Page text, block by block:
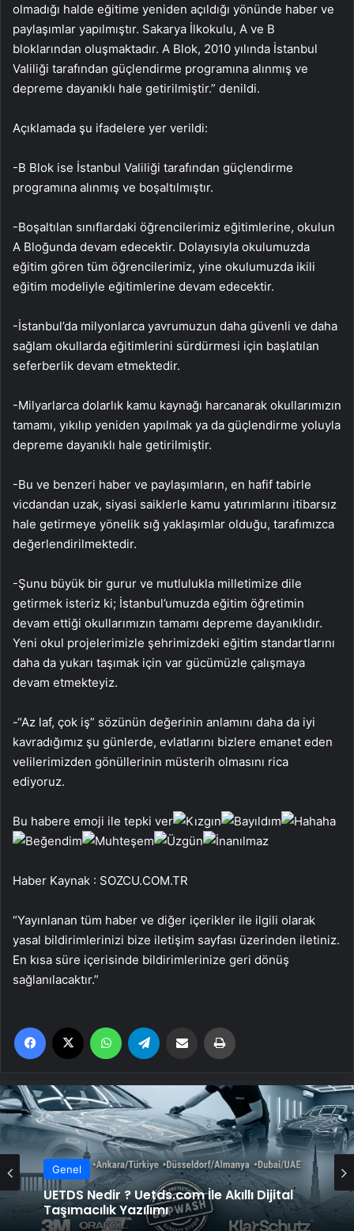
olmadığı halde eğitime yeniden açıldığı yönünde haber ve
paylaşımlar yapılmıştır. Sakarya İlkokulu, A ve B
bloklarından oluşmaktadır. A Blok, 2010 yılında İstanbul
Valiliği tarafından güçlendirme programına alınmış ve
depreme dayanıklı hale getirilmiştir.” denildi.
Açıklamada şu ifadelere yer verildi:
-B Blok ise İstanbul Valiliği tarafından güçlendirme
programına alınmış ve boşaltılmıştır.
-Boşaltılan sınıflardaki öğrencilerimiz eğitimlerine, okulun
A Bloğunda devam edecektir. Dolayısıyla okulumuzda
eğitim gören tüm öğrencilerimiz, yine okulumuzda ikili
eğitim modeliyle eğitimlerine devam edecektir.
-İstanbul’da milyonlarca yavrumuzun daha güvenli ve daha
sağlam okullarda eğitimlerini sürdürmesi için başlatılan
seferberlik devam etmektedir.
-Milyarlarca dolarlık kamu kaynağı harcanarak okullarımızın
tamamı, yıkılıp yeniden yapılmak ya da güçlendirme yoluyla
depreme dayanıklı hale getirilmiştir.
-Bu ve benzeri haber ve paylaşımların, en hafif tabirle
vicdandan uzak, siyasi saiklerle kamu yatırımlarını itibarsız
hale getirmeye yönelik sığ yaklaşımlar olduğu, tarafımızca
değerlendirilmektedir.
-Şunu büyük bir gurur ve mutlulukla milletimize dile
getirmek isteriz ki; İstanbul’umuzda eğitim öğretimin
devam ettiği okullarımızın tamamı depreme dayanıklıdır.
Yeni okul projelerimizle şehrimizdeki eğitim standartlarını
daha da yukarı taşımak için var gücümüzle çalışmaya
devam etmekteyiz.
-“Az laf, çok iş” sözünün değerinin anlamını daha da iyi
kavradığımız şu günlerde, evlatlarını bizlere emanet eden
velilerimizden gönüllerinin müsterih olmasını rica
ediyoruz.
Bu habere emoji ile tepki ver
Haber Kaynak : SOZCU.COM.TR
“Yayınlanan tüm haber ve diğer içerikler ile ilgili olarak
yasal bildirimlerinizi bize iletişim sayfası üzerinden iletiniz.
En kısa süre içerisinde bildirimlerinize geri dönüş
sağlanılacaktır.”
Facebook WhatsApp Email'den paylaş
Genel
UETDS Nedir ? Uetds.com İle Akıllı Dijital
Taşımacılık Yazılımı